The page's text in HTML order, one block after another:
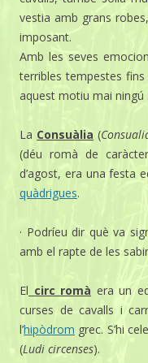
vestia amb grans
imposant.
Amb les seves
terribles tempestes fins
aquest motiu mai ningú
La Consuàlia (
(déu romà de
d’agost, era una festa
quàdrigues.
· Podríeu dir què va
amb el rapte de les
El circ romà era un
curses de cavalls i
l’hipòdrom grec. S’hi
(Ludi circenses).